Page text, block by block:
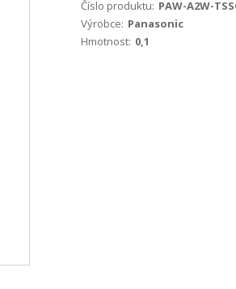
Číslo produktu: PAW-A2W-
Výrobce: Panasonic
Hmotnost: 0,1